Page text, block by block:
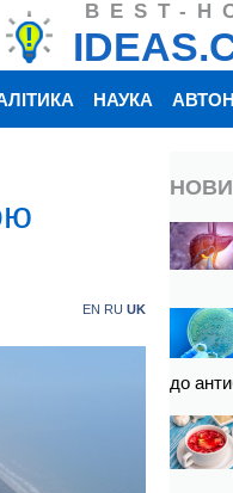
BEST-
НАУКА
EN RU UK
до